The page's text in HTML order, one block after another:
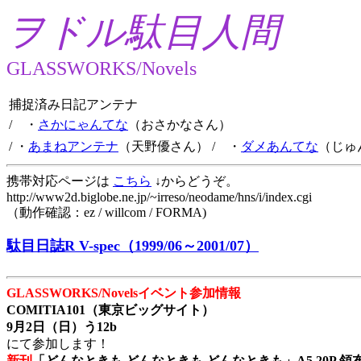
ヲドル駄目人間
GLASSWORKS/Novels
捕捉済み日記アンテナ
/ ・ さかにゃんてな （おさかなさん）
/ ・ あまねアンテナ （天野優さん） / ・ ダメあんてな （じ
携帯対応ページは こちら ↓からどうぞ。
http://www2d.biglobe.ne.jp/~irreso/neodame/hns/i/index.cgi
（動作確認：ez / willcom / FORMA)
駄目日誌R V-spec（1999/06～2001/07）
GLASSWORKS/Novelsイベント参加情報
COMITIA101（東京ビッグサイト）
9月2日（日）う12b
にて参加します！